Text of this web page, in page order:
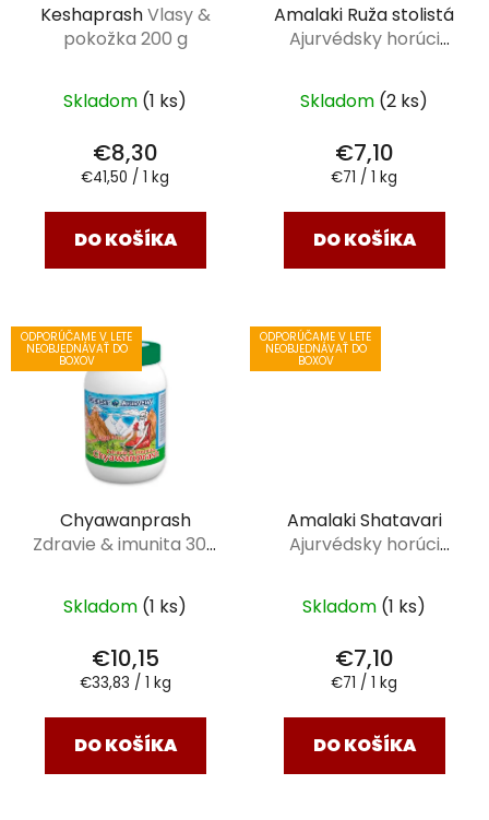
KeshaprashVlasy &
pokožka 200 g
Skladom (1 ks)
€8,30
Jednotková
€41,50 / 1 kg
DO KOŠÍKA
Amalaki Ruža stolistá
Ajurvédsky horúci
Skladom (2 ks)
€7,10
Jednotková
€71 / 1 kg
DO KOŠÍKA
ODPORÚČAME V LETE
NEOBJEDNÁVAŤ DO
BOXOV
Chyawanprash
Zdravie & imunita 300
Skladom (1 ks)
€10,15
Jednotková
€33,83 / 1 kg
DO KOŠÍKA
ODPORÚČAME V LETE
NEOBJEDNÁVAŤ DO
BOXOV
Amalaki Shatavari
Ajurvédsky horúci
Skladom (1 ks)
€7,10
Jednotková
€71 / 1 kg
DO KOŠÍKA